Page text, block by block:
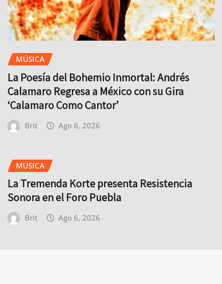
MÚSICA
La Poesía del Bohemio Inmortal: Andrés
Calamaro Regresa a México con su Gira
‘Calamaro Como Cantor’
Brit Ago 6, 2026
MÚSICA
La Tremenda Korte presenta Resistencia
Sonora en el Foro Puebla
Brit Ago 6, 2026